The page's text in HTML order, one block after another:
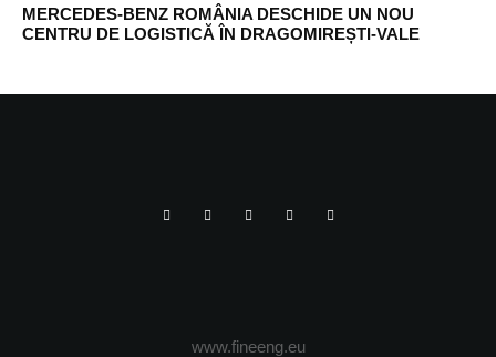
MERCEDES-BENZ ROMÂNIA DESCHIDE UN NOU
CENTRU DE LOGISTICĂ ÎN DRAGOMIREȘTI-VALE
www.fineeng.eu